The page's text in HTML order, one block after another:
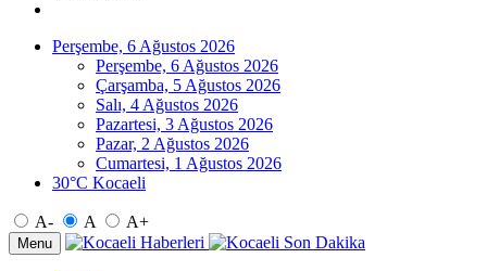
Perşembe, 6 Ağustos 2026
Perşembe, 6 Ağustos 2026
Çarşamba, 5 Ağustos 2026
Salı, 4 Ağustos 2026
Pazartesi, 3 Ağustos 2026
Pazar, 2 Ağustos 2026
Cumartesi, 1 Ağustos 2026
30°C Kocaeli
A- A A+
Menu